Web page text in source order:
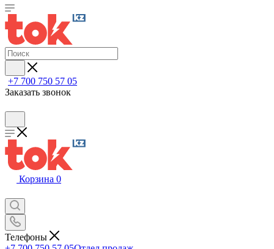
+7 700 750 57 05
Заказать звонок
Корзина 0
Телефоны